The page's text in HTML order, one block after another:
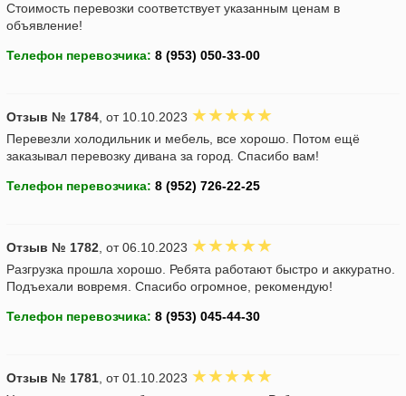
Стоимость перевозки соответствует указанным ценам в
объявление!
Телефон перевозчика:
Отзыв № 1784 , от 10.10.2023
Перевезли холодильник и мебель, все хорошо. Потом ещё
заказывал перевозку дивана за город. Спасибо вам!
Телефон перевозчика:
Отзыв № 1782 , от 06.10.2023
Разгрузка прошла хорошо. Ребята работают быстро и аккуратно.
Подъехали вовремя. Спасибо огромное, рекомендую!
Телефон перевозчика:
Отзыв № 1781 , от 01.10.2023